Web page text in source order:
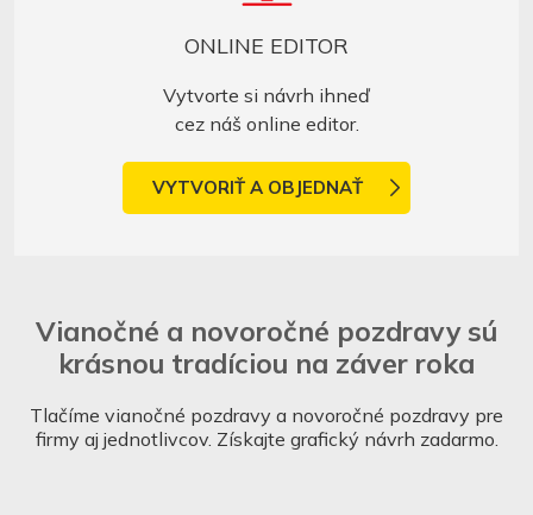
ONLINE EDITOR
Vytvorte si návrh ihneď
cez náš online editor.
VYTVORIŤ A OBJEDNAŤ
Vianočné a novoročné pozdravy sú
krásnou tradíciou na záver roka
Tlačíme vianočné pozdravy a novoročné pozdravy pre
firmy aj jednotlivcov. Získajte grafický návrh zadarmo.